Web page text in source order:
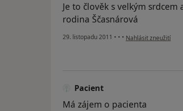
Je to člověk s velkým
rodina Ščasnárová
29. listopadu 2011 • • • podle názoru
Nahlásit zneužití
Pacient
Má zájem o pacienta